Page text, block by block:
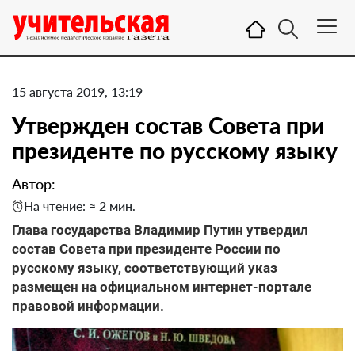
15 августа 2019, 13:19
Утвержден состав Совета при
президенте по русскому языку
Автор:
На чтение: ≈ 2 мин.
Глава государства Владимир Путин утвердил
состав Совета при президенте России по
русскому языку, соответствующий указ
размещен на официальном интернет-портале
правовой информации.